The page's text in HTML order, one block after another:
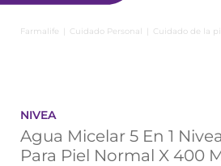
Cuidado Personal Cuidado de la
NIVEA
Agua Micelar 5 En 1
Para Piel Normal X 400